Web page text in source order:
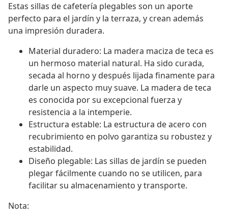
Estas sillas de cafetería plegables son un aporte
perfecto para el jardín y la terraza, y crean además
una impresión duradera.
Material duradero: La madera maciza de teca es
un hermoso material natural. Ha sido curada,
secada al horno y después lijada finamente para
darle un aspecto muy suave. La madera de teca
es conocida por su excepcional fuerza y
resistencia a la intemperie.
Estructura estable: La estructura de acero con
recubrimiento en polvo garantiza su robustez y
estabilidad.
Diseño plegable: Las sillas de jardín se pueden
plegar fácilmente cuando no se utilicen, para
facilitar su almacenamiento y transporte.
Nota: